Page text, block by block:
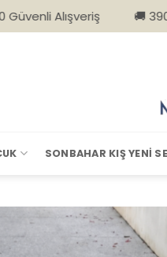
🚚 3900₺ üzeri
SONBAHAR KIŞ YENI